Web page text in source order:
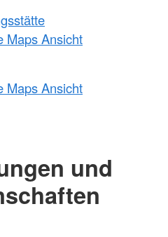
Maps Ansicht
Maps Ansicht
und